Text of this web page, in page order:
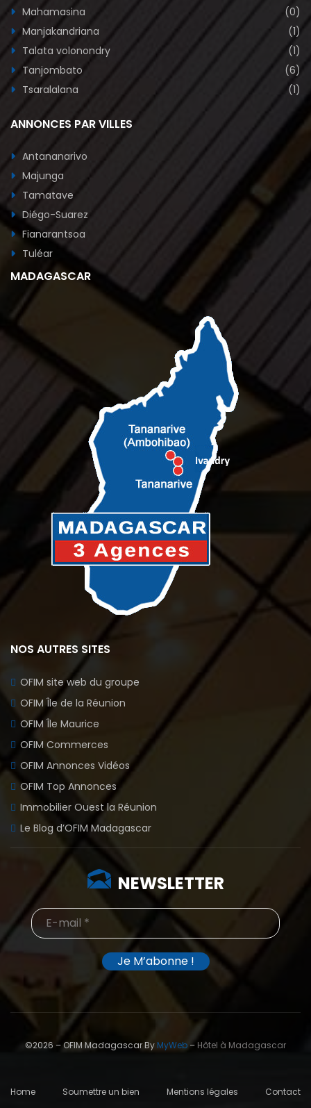
Mahamasina
(0)
Manjakandriana
(1)
Talata volonondry
(1)
Tanjombato
(6)
Tsaralalana
(1)
ANNONCES PAR VILLES
Antananarivo
Majunga
Tamatave
Diégo-Suarez
Fianarantsoa
Tuléar
MADAGASCAR
NOS AUTRES SITES
OFIM site web du groupe
OFIM Île de la Réunion
OFIM Île Maurice
OFIM Commerces
OFIM Annonces Vidéos
OFIM Top Annonces
Immobilier Ouest la Réunion
Le Blog d’OFIM Madagascar
NEWSLETTER
©2026 – OFIM Madagascar ByMyWeb– Hôtel à Madagascar
Home Soumettre un bien Mentions légales Contact